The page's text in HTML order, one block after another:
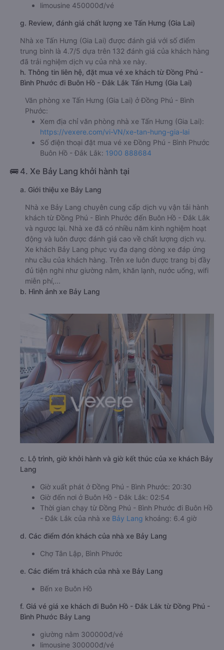
limousine 450000đ/vé
g. Review, đánh giá chất lượng xe Tấn Hưng (Gia Lai)
Nhà xe Tấn Hưng (Gia Lai) được đánh giá với số điểm
trung bình là 4.7/5 dựa trên 132 đánh giá của khách hàng
đã trải nghiệm dịch vụ của nhà xe này.
h. Thông tin liên hệ, đặt mua vé xe khách từ Đồng Phú -
Bình Phước đi Buôn Hồ - Đắk Lắk Tấn Hưng (Gia Lai)
Văn phòng xe Tấn Hưng (Gia Lai) ở Đồng Phú - Bình
Phước:
Xem địa chỉ văn phòng nhà xe Tấn Hưng (Gia Lai):
https://vexere.com/vi-VN/xe-tan-hung-gia-lai
Số điện thoại đặt mua vé xe Đồng Phú - Bình Phước
Buôn Hồ - Đắk Lắk: 1900 888684
🚌 4. Xe Bảy Lang khởi hành tại
a. Giới thiệu xe Bảy Lang
Nhà xe Bảy Lang chuyên cung cấp dịch vụ vận tải hành
khách từ Đồng Phú - Bình Phước đến Buôn Hồ - Đắk Lắk
và ngược lại. Nhà xe đã có nhiều năm kinh nghiệm hoạt
động và luôn được đánh giá cao về chất lượng dịch vụ.
Xe khách Bảy Lang phục vụ đa dạng dòng xe đáp ứng
nhu cầu của khách hàng. Trên xe luôn được trang bị đầy
đủ tiện nghi như giường nằm, khăn lạnh, nước uống, wifi
miễn phí,...
b. Hình ảnh xe Bảy Lang
c. Lộ trình, giờ khởi hành và giờ kết thúc của xe khách Bảy
Lang
Giờ xuất phát ở Đồng Phú - Bình Phước: 20:30
Giờ đến nơi ở Buôn Hồ - Đắk Lắk: 02:54
Thời gian chạy từ Đồng Phú - Bình Phước đi Buôn Hồ
- Đắk Lắk của nhà xe Bảy Lang khoảng: 6.4 giờ
d. Các điểm đón khách của nhà xe Bảy Lang
Chợ Tân Lập, Bình Phước
e. Các điểm trả khách của nhà xe Bảy Lang
Bến xe Buôn Hồ
f. Giá vé giá xe khách đi Buôn Hồ - Đắk Lắk từ Đồng Phú -
Bình Phước Bảy Lang
giường nằm 300000đ/vé
limousine 300000đ/vé